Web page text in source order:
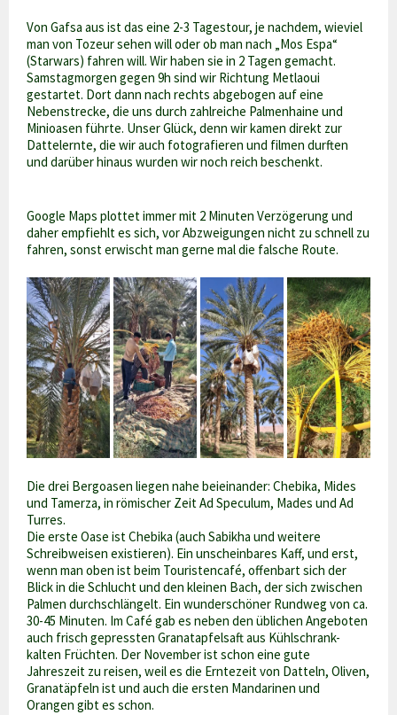
Von Gafsa aus ist das eine 2-3 Tagestour, je nachdem, wieviel
man von Tozeur sehen will oder ob man nach „Mos Espa“
(Starwars) fahren will. Wir haben sie in 2 Tagen gemacht.
Samstagmorgen gegen 9h sind wir Richtung Metlaoui
gestartet. Dort dann nach rechts abgebogen auf eine
Nebenstrecke, die uns durch zahlreiche Palmenhaine und
Minioasen führte. Unser Glück, denn wir kamen direkt zur
Dattelernte, die wir auch fotografieren und filmen durften
und darüber hinaus wurden wir noch reich beschenkt.
Google Maps plottet immer mit 2 Minuten Verzögerung und
daher empfiehlt es sich, vor Abzweigungen nicht zu schnell zu
fahren, sonst erwischt man gerne mal die falsche Route.
Die drei Bergoasen liegen nahe beieinander: Chebika, Mides
und Tamerza, in römischer Zeit Ad Speculum, Mades und Ad
Turres.
Die erste Oase ist Chebika (auch Sabikha und weitere
Schreibweisen existieren). Ein unscheinbares Kaff, und erst,
wenn man oben ist beim Touristencafé, offenbart sich der
Blick in die Schlucht und den kleinen Bach, der sich zwischen
Palmen durchschlängelt. Ein wunderschöner Rundweg von ca.
30-45 Minuten. Im Café gab es neben den üblichen Angeboten
auch frisch gepressten Granatapfelsaft aus Kühlschrank-
kalten Früchten. Der November ist schon eine gute
Jahreszeit zu reisen, weil es die Erntezeit von Datteln, Oliven,
Granatäpfeln ist und auch die ersten Mandarinen und
Orangen gibt es schon.